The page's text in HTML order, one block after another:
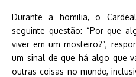
Durante a homilia, o
seguinte questão: “Por que
viver em um mosteiro?”,
um sinal de que há algo que
outras coisas no mundo,